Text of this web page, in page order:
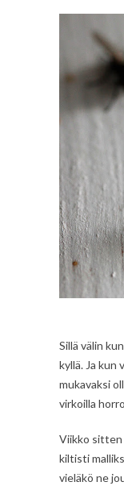
Sillä välin
kyllä. Ja kun
mukavaksi
virkoilla
Viikko sitten
kiltisti
vieläkö ne